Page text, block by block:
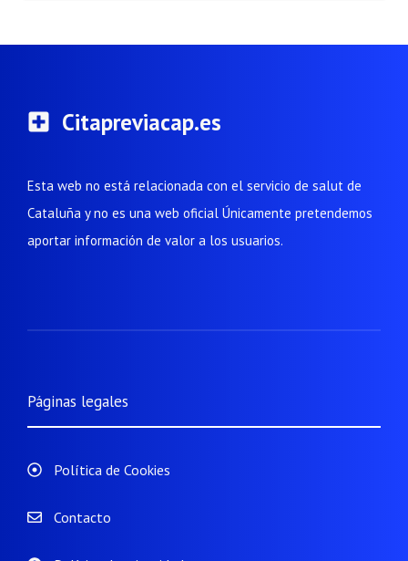
Citapreviacap.es
Esta web no está relacionada con el servicio de salut de
Cataluña y no es una web oficial Únicamente pretendemos
aportar información de valor a los usuarios.
Páginas legales
Política de Cookies
Contacto